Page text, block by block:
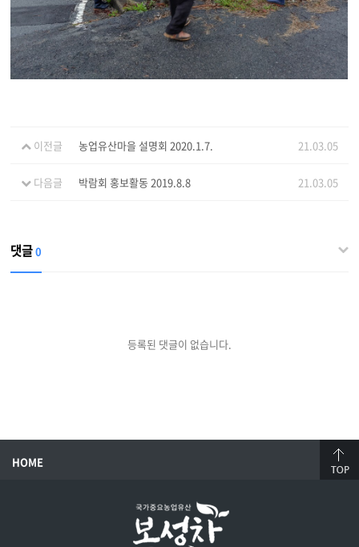
이전글 농업유산마을 설명회 2020.1.7. 21.03.05
다음글 박람회 홍보활동 2019.8.8 21.03.05
댓글0
등록된 댓글이 없습니다.
HOME